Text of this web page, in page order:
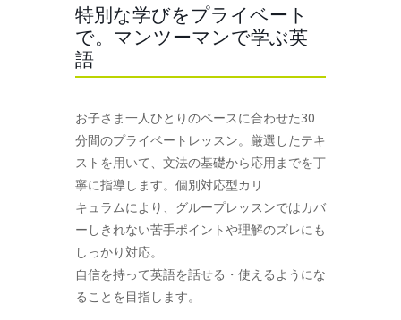
特別な学びをプライベート
で。マンツーマンで学ぶ英
語
お子さま一人ひとりのペースに合わせた30
分間のプライベートレッスン。厳選したテキ
ストを用いて、文法の基礎から応用までを丁
寧に指導します。個別対応型カリ
キュラムにより、グループレッスンではカバ
ーしきれない苦手ポイントや理解のズレにも
しっかり対応。
自信を持って英語を話せる・使えるようにな
ることを目指します。